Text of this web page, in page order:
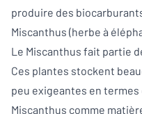
produire des
Miscanthus (herbe à
Le Miscanthus fait partie
Ces plantes stockent
peu exigeantes en
Miscanthus comme